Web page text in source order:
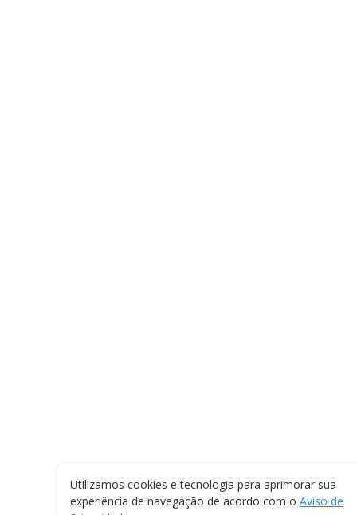
Utilizamos cookies e tecnologia para aprimorar sua
experiência de navegação de acordo com o Aviso de